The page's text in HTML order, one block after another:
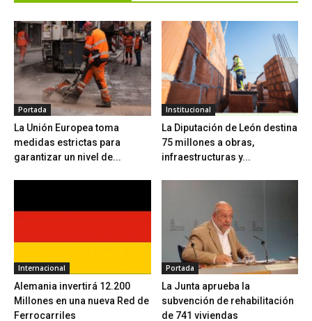
Portada
La Unión Europea toma
medidas estrictas para
garantizar un nivel de...
Institucional
La Diputación de León destina
75 millones a obras,
infraestructuras y...
Internacional
Alemania invertirá 12.200
Millones en una nueva Red de
Ferrocarriles
Portada
La Junta aprueba la
subvención de rehabilitación
de 741 viviendas